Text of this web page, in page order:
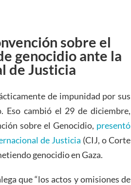
sobre el
genocidio ante la
de Justicia
de impunidad por sus
Eso cambió el 29 de diciembre,
sobre el Genocidio, presentó
de Justicia (CIJ, o Corte
genocidio en Gaza.
que “los actos y omisiones de